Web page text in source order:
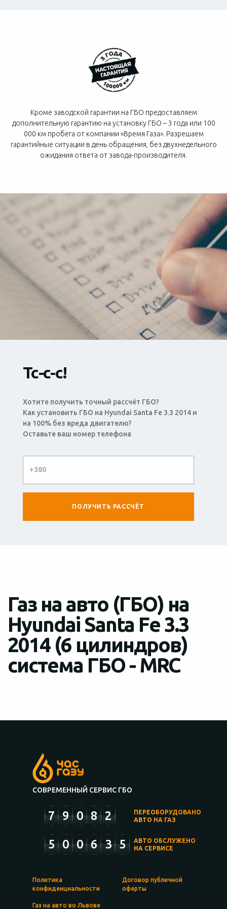
Кроме заводской гарантии на ГБО предоставляем
дополнительную гарантию на установку ГБО – 3 года или 100
000 км пробега от компании «Время Газа». Разрешаем
гарантийные ситуации в день обращения, без двухнедельного
ожидания ответа от завода-производителя.
Тс-с-с!
Хотите получить точный рассчёт ГБО?
Как установить ГБО на Hyundai Santa Fe 3.3 2014 и
на 100% без вреда двигателю?
Оставьте ваш номер телефона
Газ на авто (ГБО) на
Hyundai Santa Fe 3.3
2014 (6 цилиндров)
система ГБО - MRC
СОВРЕМЕННЫЙ СЕРВИС ГБО
7 9 0 8 2
ПЕРЕОБОРУДОВАНО
АВТО НА ГАЗ
5 0 0 6 3 5
АВТО ОБСЛУЖЕНО
НА СЕРВИСЕ
Политика
конфиденциальности
Договор публичной
оферты
Газ на авто во Львове